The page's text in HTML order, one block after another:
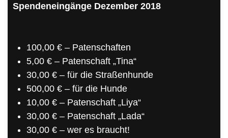
Spendeneingänge Dezember 2018
100,00 € – Patenschaften
5,00 € – Patenschaft „Tina“
30,00 € – für die Straßenhunde
500,00 € – für die Hunde
10,00 € – Patenschaft „Liya“
30,00 € – Patenschaft „Lada“
30,00 € – wer es braucht!